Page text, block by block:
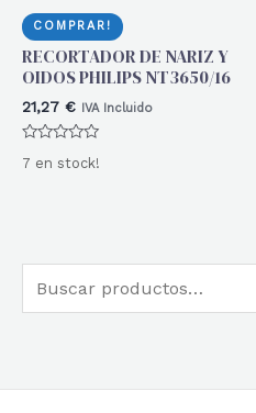
u
c
COMPRAR!
RECORTADOR DE NARIZ Y
OIDOS PHILIPS NT3650/16
21,27 € IVA Incluido
con
7 en stock!